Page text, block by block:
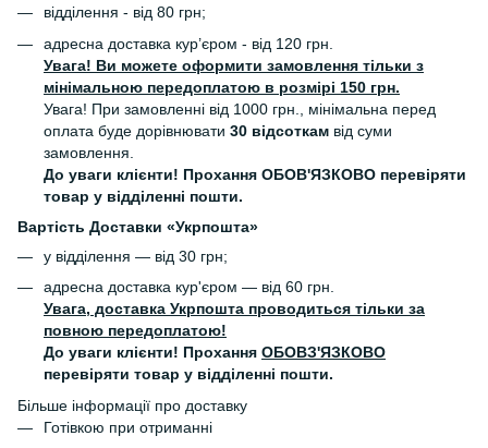
відділення - від 80 грн;
адресна доставка кур’єром - від 120 грн.
Увага! Ви можете оформити замовлення тільки з
мінімальною передоплатою в розмірі 150 грн.
Увага! При замовленні від 1000 грн., мінімальна перед
оплата буде дорівнювати 30 відсоткам від суми
замовлення.
До уваги клієнти! Прохання ОБОВ'ЯЗКОВО перевіряти
товар у відділенні пошти.
Вартість Доставки «Укрпошта»
у відділення — від 30 грн;
адресна доставка кур'єром — від 60 грн.
Увага, доставка Укрпошта проводиться тільки за
повною передоплатою!
До уваги клієнти! Прохання ОБОВЗ'ЯЗКОВО
перевіряти товар у відділенні пошти.
Більше інформації про доставку
Готівкою при отриманні